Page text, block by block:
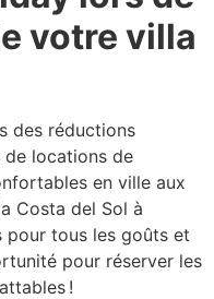
votre villa
des réductions
de locations de
en ville aux
Costa del Sol à
pour tous les goûts et
pour réserver les
!